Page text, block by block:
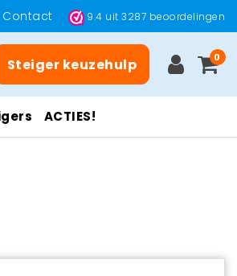
Contact 9.4 uit3287 beoordelingen
Steiger keuzehulp 0
ACTIES!